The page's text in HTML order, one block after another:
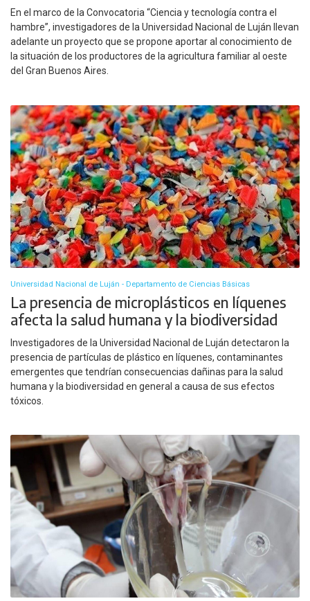
En el marco de la Convocatoria “Ciencia y tecnología contra el
hambre”, investigadores de la Universidad Nacional de Luján llevan
adelante un proyecto que se propone aportar al conocimiento de
la situación de los productores de la agricultura familiar al oeste
del Gran Buenos Aires.
Universidad Nacional de Luján - Departamento de Ciencias Básicas
La presencia de microplásticos en líquenes
afecta la salud humana y la biodiversidad
Investigadores de la Universidad Nacional de Luján detectaron la
presencia de partículas de plástico en líquenes, contaminantes
emergentes que tendrían consecuencias dañinas para la salud
humana y la biodiversidad en general a causa de sus efectos
tóxicos.